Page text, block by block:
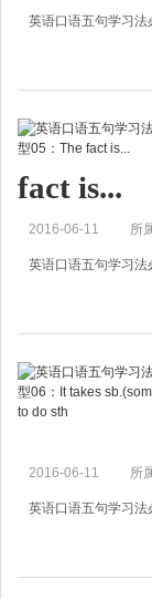
英语口语五句学习
&hellip;想起&hellip;
“我刚想起一个好主
fact is...
2016-06-11 所
英语口语五句学习
事实上
如果你还没有习惯
2016-06-11 所
英语口语五句学习
某人花了&hellip;时